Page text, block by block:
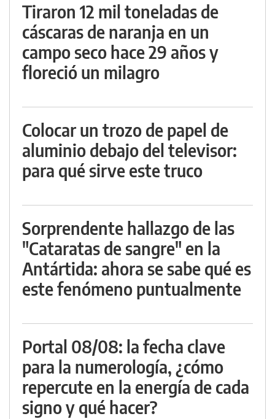
Tiraron 12 mil toneladas de
cáscaras de naranja en un
campo seco hace 29 años y
floreció un milagro
Colocar un trozo de papel de
aluminio debajo del televisor:
para qué sirve este truco
Sorprendente hallazgo de las
"Cataratas de sangre" en la
Antártida: ahora se sabe qué es
este fenómeno puntualmente
Portal 08/08: la fecha clave
para la numerología, ¿cómo
repercute en la energía de cada
signo y qué hacer?